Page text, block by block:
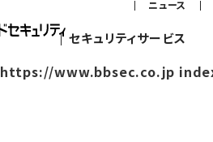
ニュース
セキュリティサービス
https://www.bbsec.co.jp